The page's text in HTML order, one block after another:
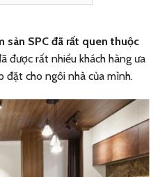
sàn SPC đã rất quen thuộc
được rất nhiều khách hàng ưa
đặt cho ngôi nhà của mình.